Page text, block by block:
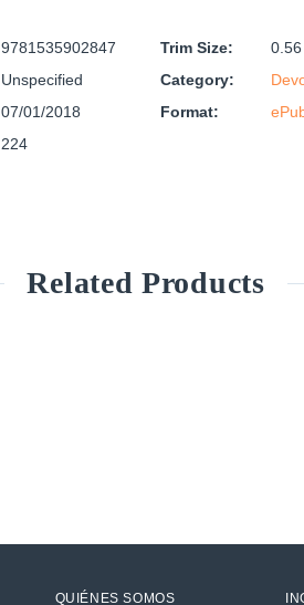
9781535902847
Unspecified
07/01/2018
224
Trim Size:
0.56
Category:
Format:
Related Products
QUIÉNES SOMOS